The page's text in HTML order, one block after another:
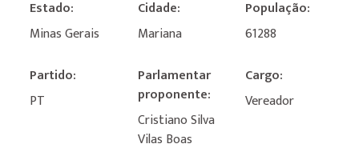
Estado:
Minas Gerais
Cidade:
Mariana
População:
61288
Partido:
PT
Parlamentar
proponente:
Cristiano Silva
Vilas Boas
Cargo:
Vereador